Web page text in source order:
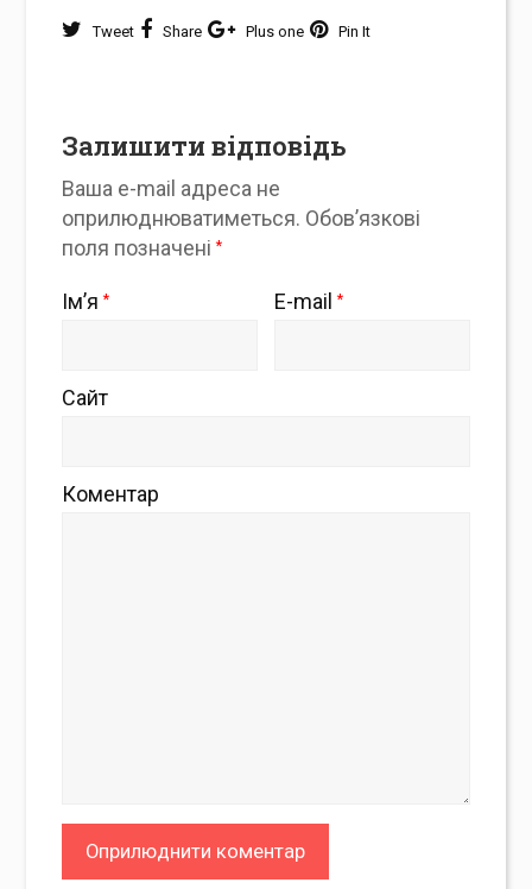
Tweet Share Plus one Pin It
Залишити відповідь
Ваша e-mail адреса не
оприлюднюватиметься. Обов’язкові
поля позначені*
Ім’я* E-mail *
Сайт
Коментар